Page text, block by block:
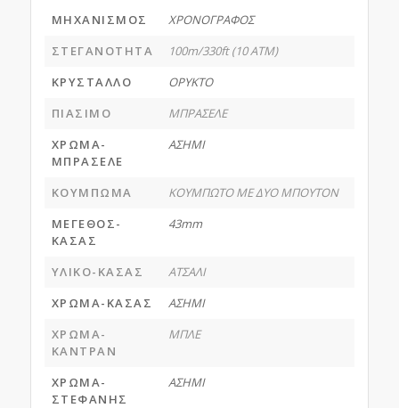
ΜΗΧΑΝΙΣΜΟΣ
ΧΡΟΝΟΓΡΑΦΟΣ
ΣΤΕΓΑΝΟΤΗΤΑ
100m/330ft (10 ATM)
ΚΡΥΣΤΑΛΛΟ
ΟΡΥΚΤΟ
ΠΙΑΣΙΜΟ
ΜΠΡΑΣΕΛΕ
ΧΡΩΜΑ-
ΜΠΡΑΣΕΛΕ
ΑΣΗΜΙ
ΚΟΥΜΠΩΜΑ
ΚΟΥΜΠΩΤΟ ΜΕ ΔΥΟ ΜΠΟΥΤΟΝ
ΜΕΓΕΘΟΣ-
ΚΑΣΑΣ
43mm
ΥΛΙΚΟ-ΚΑΣΑΣ
ΑΤΣΑΛΙ
ΧΡΩΜΑ-ΚΑΣΑΣ
ΑΣΗΜΙ
ΧΡΩΜΑ-
ΚΑΝΤΡΑΝ
ΜΠΛΕ
ΧΡΩΜΑ-
ΣΤΕΦΑΝΗΣ
ΑΣΗΜΙ